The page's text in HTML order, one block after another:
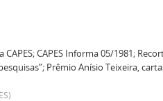
CAPES Informa 05/1981;
Prêmio Anísio Teixeira,